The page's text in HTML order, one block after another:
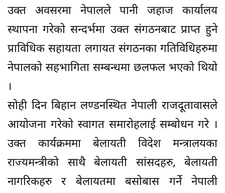
उक्त अवसरमा नेपालले पानी जहाज कार्यालय
स्थापना गरेको सन्दर्भमा उक्त संगठनबाट प्राप्त हुने
प्राविधिक सहायता लगायत संगठनका गतिविधिहरुमा
नेपालको सहभागिता सम्बन्धमा छलफल भएको थियो
।
सोही दिन बिहान लण्डनस्थित नेपाली राजदूतावासले
आयोजना गरेको स्वागत समारोहलाई सम्बोधन गरे ।
उक्त कार्यक्रममा बेलायती विदेश मन्त्रालयका
राज्यमन्त्रीको साथै बेलायती सांसदहरु, बेलायती
नागरिकहरु र बेलायतमा बसोबास गर्ने नेपाली